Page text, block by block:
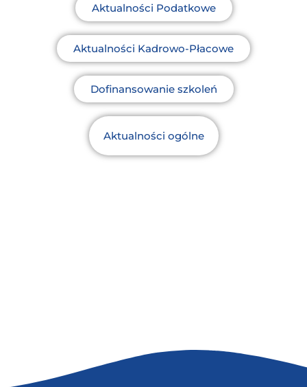
Aktualności Podatkowe
Aktualności Kadrowo-Płacowe
Dofinansowanie szkoleń
Aktualności ogólne